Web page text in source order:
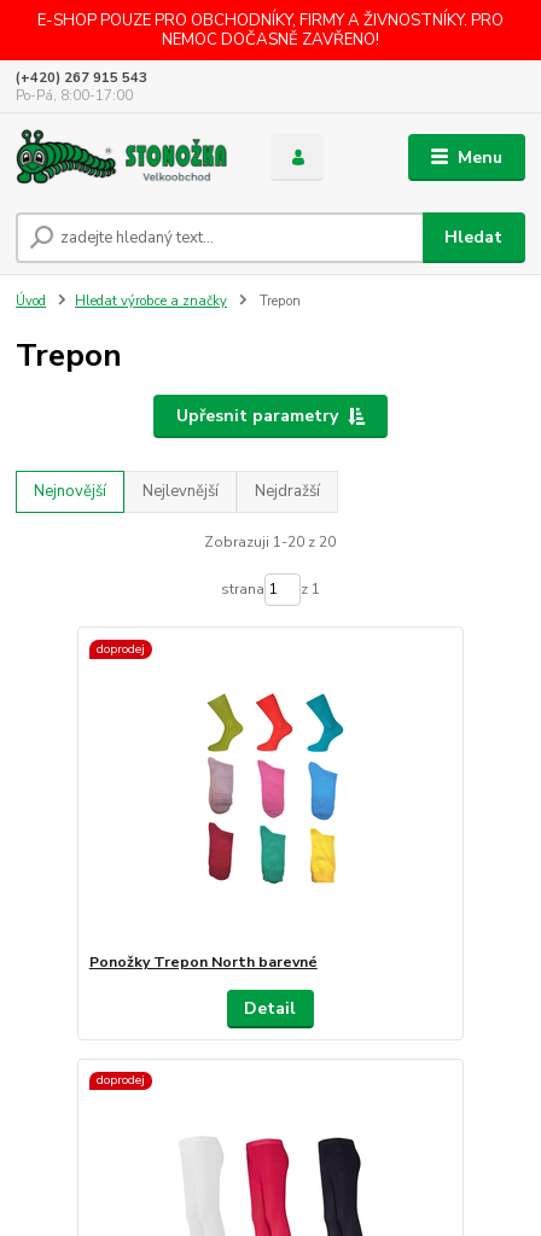
E-SHOP POUZE PRO OBCHODNÍKY, FIRMY A ŽIVNOSTNÍKY. PRO
NEMOC DOČASNĚ ZAVŘENO!
Menu
Hledat
(+420) 267 915 543
Po-Pá, 8:00-17:00
Úvod Hledat výrobce a značky Trepon
Trepon
Upřesnit parametry
Nejnovější Nejlevnější Nejdražší
Zobrazuji 1-20 z 20
strana z 1
doprodej
Ponožky Trepon North barevné
Detail
doprodej